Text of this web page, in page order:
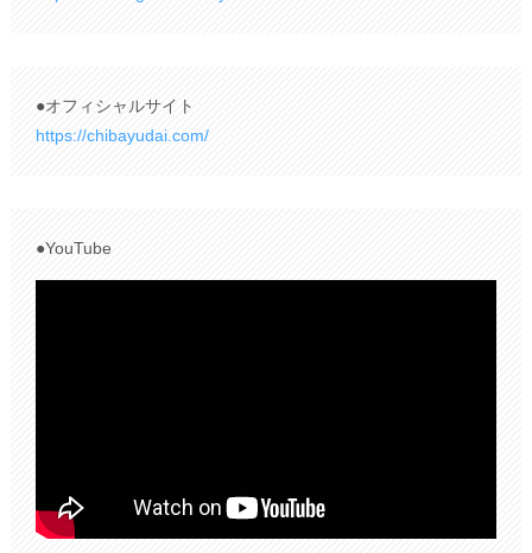
●オフィシャルサイト
https://chibayudai.com/
●YouTube